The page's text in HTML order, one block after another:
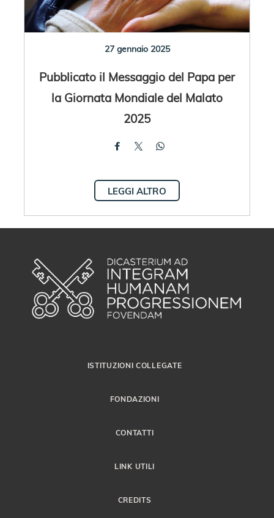
27 gennaio 2025
Pubblicato il Messaggio del Papa per
la Giornata Mondiale del Malato
2025
LEGGI ALTRO
ISTITUZIONI COLLEGATE
FONDAZIONI
CONTATTI
LINK UTILI
CREDITS